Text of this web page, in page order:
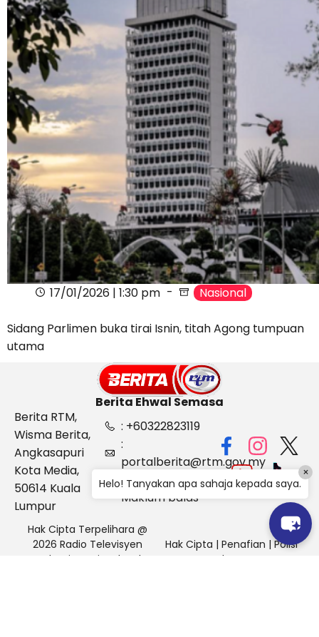
17/01/2026 | 1:30 pm Nasional
Sidang Parlimen buka tirai Isnin, titah Agong tumpuan
utama
Berita Ehwal Semasa
Berita RTM,
Wisma Berita,
Angkasapuri
Kota Media,
50614 Kuala
Lumpur
: +60322823119
:
portalberita@rtm.gov.my
: Aduan &
Maklum balas
Hak Cipta Terpelihara @
2026 Radio Televisyen
Malaysia, Berita Ehwal
Hak Cipta | Penafian | Polisi
Keselamatan
Helo! Tanyakan apa sahaja kepada saya.
×